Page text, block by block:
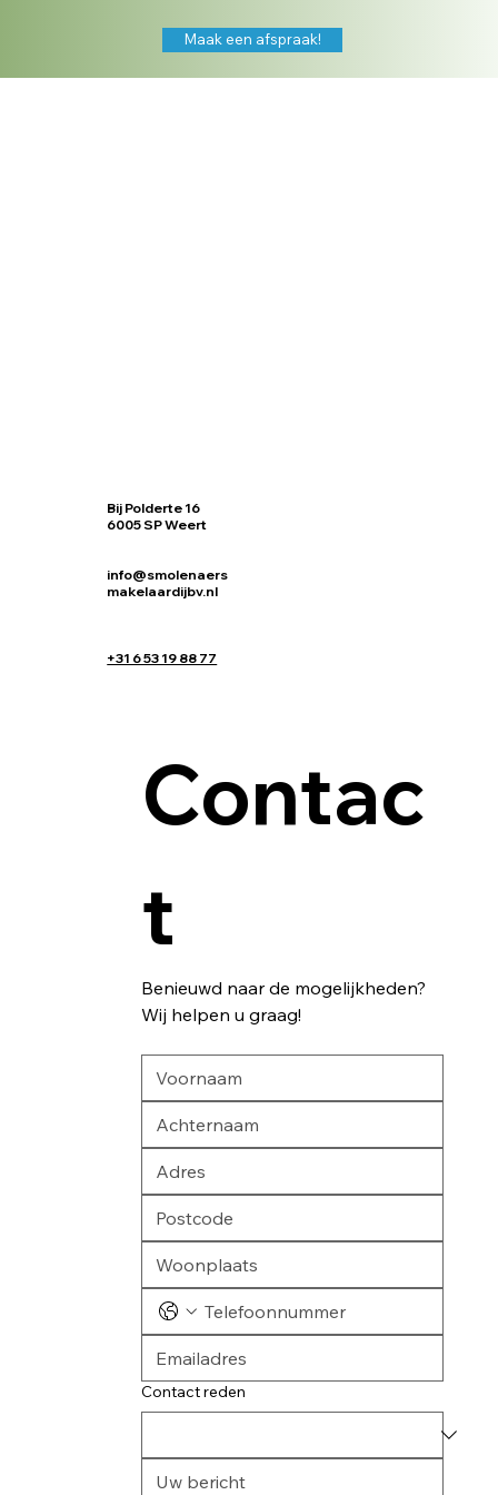
Maak een afspraak!
Contac
t
Benieuwd naar de mogelijkheden?
Wij helpen u graag!
Contact reden
Bij Polderte 16
6005 SP Weert
info@smolenaers
makelaardijbv.nl
+31 6 53 19 88 77